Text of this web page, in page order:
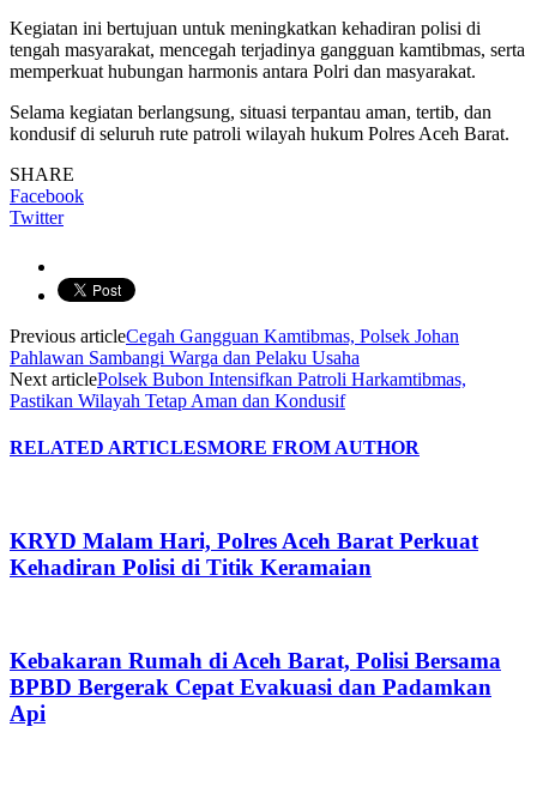
Kegiatan ini bertujuan untuk meningkatkan kehadiran polisi di
tengah masyarakat, mencegah terjadinya gangguan kamtibmas, serta
memperkuat hubungan harmonis antara Polri dan masyarakat.
Selama kegiatan berlangsung, situasi terpantau aman, tertib, dan
kondusif di seluruh rute patroli wilayah hukum Polres Aceh Barat.
SHARE
Facebook
Twitter
Previous articleCegah Gangguan Kamtibmas, Polsek Johan
Pahlawan Sambangi Warga dan Pelaku Usaha
Next articlePolsek Bubon Intensifkan Patroli Harkamtibmas,
Pastikan Wilayah Tetap Aman dan Kondusif
RELATED ARTICLESMORE FROM AUTHOR
KRYD Malam Hari, Polres Aceh Barat Perkuat
Kehadiran Polisi di Titik Keramaian
Kebakaran Rumah di Aceh Barat, Polisi Bersama
BPBD Bergerak Cepat Evakuasi dan Padamkan
Api